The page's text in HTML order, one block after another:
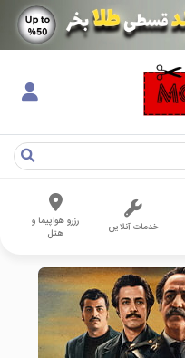
خدمات آنلاین
رزرو هواپیما و
هتل